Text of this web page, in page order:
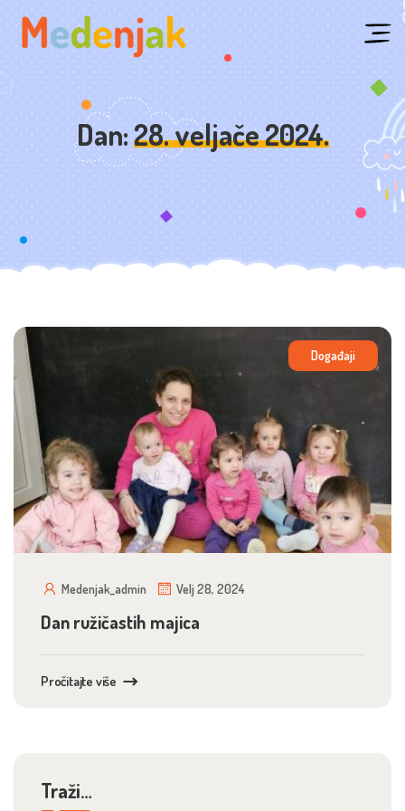
Skip
Dan:28. veljače 2024.
Događaji
Medenjak_admin Velj 28, 2024
Dan ružičastih majica
Pročitajte više
Traži…